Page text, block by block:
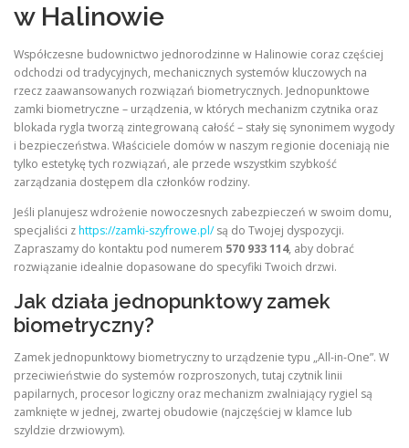
w Halinowie
Współczesne budownictwo jednorodzinne w Halinowie coraz częściej
odchodzi od tradycyjnych, mechanicznych systemów kluczowych na
rzecz zaawansowanych rozwiązań biometrycznych. Jednopunktowe
zamki biometryczne – urządzenia, w których mechanizm czytnika oraz
blokada rygla tworzą zintegrowaną całość – stały się synonimem wygody
i bezpieczeństwa. Właściciele domów w naszym regionie doceniają nie
tylko estetykę tych rozwiązań, ale przede wszystkim szybkość
zarządzania dostępem dla członków rodziny.
Jeśli planujesz wdrożenie nowoczesnych zabezpieczeń w swoim domu,
specjaliści zhttps://zamki-szyfrowe.pl/są do Twojej dyspozycji.
Zapraszamy do kontaktu pod numerem 570 933 114, aby dobrać
rozwiązanie idealnie dopasowane do specyfiki Twoich drzwi.
Jak działa jednopunktowy zamek
biometryczny?
Zamek jednopunktowy biometryczny to urządzenie typu „All-in-One”. W
przeciwieństwie do systemów rozproszonych, tutaj czytnik linii
papilarnych, procesor logiczny oraz mechanizm zwalniający rygiel są
zamknięte w jednej, zwartej obudowie (najczęściej w klamce lub
szyldzie drzwiowym).